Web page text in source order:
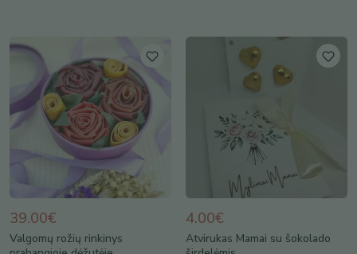
39.00€
Valgomų rožių rinkinys
4.00€
Atvirukas Mamai su šokolado